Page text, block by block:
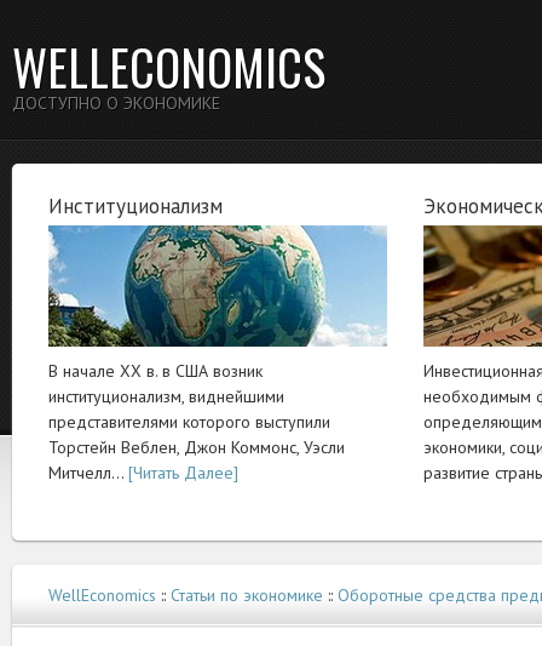
WELLECONOMICS
ДОСТУПНО О ЭКОНОМИКЕ
Институционализм
В начале XX в. в США возник
институционализм, виднейшими
представителями которого выступили
Торстейн Веблен, Джон Коммонс, Уэсли
Митчелл… [Читать Далее]
необходимым
определяющим
экономики,
развитие
WellEconomics :: Статьи по экономике :: Оборотные средства